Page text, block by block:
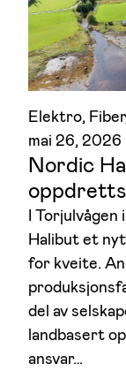
Elektro, Fiber
mai 26, 2026
Nordic
I Torjulvågen
Halibut et
for kveite.
del av
landbasert
ansvar…